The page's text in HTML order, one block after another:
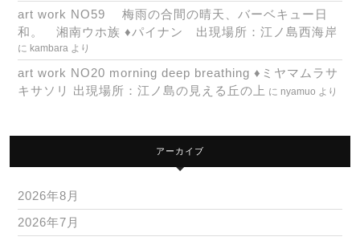
art work NO59 梅雨の合間の晴天、バーベキュー日
和。 湘南ウホ族 ♦パイナン 出現場所：江ノ島西海岸
に kambara より
art work NO20 morning deep breathing ♦ミヤマムラサ
キサソリ 出現場所：江ノ島の見える丘の上 に nyamuo より
アーカイブ
2026年8月
2026年7月